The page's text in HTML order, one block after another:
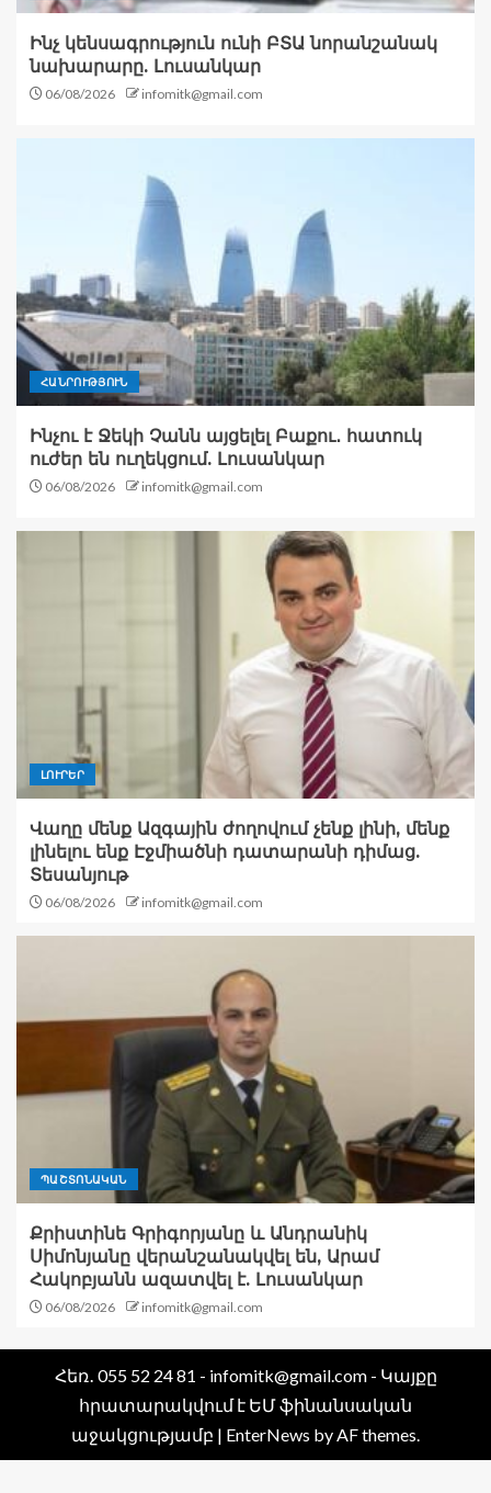
Ինչ կենսագրություն ունի ԲՏԱ նորանշանակ
նախարարը. Լուսանկար
06/08/2026 infomitk@gmail.com
ՀԱՆՐՈՒԹՅՈՒՆ
Ինչու է Ջեկի Չանն այցելել Բաքու․ հատուկ
ուժեր են ուղեկցում. Լուսանկար
06/08/2026 infomitk@gmail.com
ԼՈՒՐԵՐ
Վաղը մենք Ազգային ժողովում չենք լինի, մենք
լինելու ենք Էջմիածնի դատարանի դիմաց.
Տեսանյութ
06/08/2026 infomitk@gmail.com
ՊԱՇՏՈՆԱԿԱՆ
Քրիստինե Գրիգորյանը և Անդրանիկ
Սիմոնյանը վերանշանակվել են, Արամ
Հակոբյանն ազատվել է. Լուսանկար
06/08/2026 infomitk@gmail.com
Հեռ․ 055 52 24 81 - infomitk@gmail.com - Կայքը
հրատարակվում է ԵՄ ֆինանսական
աջակցությամբ | EnterNews by AF themes.